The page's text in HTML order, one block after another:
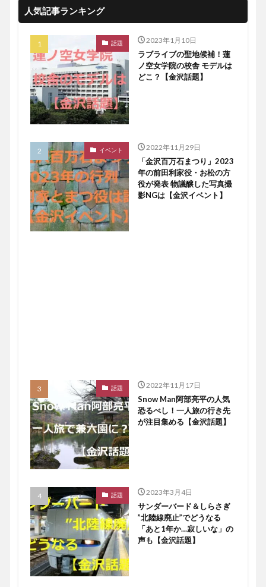
人気記事ランキング
話題 2023年1月10日
ラブライブの聖地候補！蓮
ノ空女学院の校舎 モデルは
どこ？【金沢話題】
イベント 2022年11月29日
「金沢百万石まつり」2023
年の前田利家役・お松の方
役が発表 物議醸した写真撮
影NGは【金沢イベント】
話題 2022年11月17日
Snow Man阿部亮平の人気
恐るべし！一人旅の行き先
が注目集める【金沢話題】
話題 2023年3月4日
サンダーバード＆しらさぎ
”北陸線廃止”でどうなる
「あと1年か…寂しいな」の
声も【金沢話題】